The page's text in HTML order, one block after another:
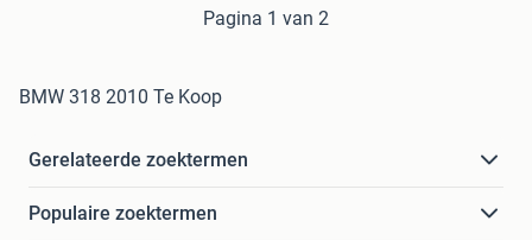
Pagina 1 van 2
BMW 318 2010 Te Koop
Gerelateerde zoektermen
Populaire zoektermen